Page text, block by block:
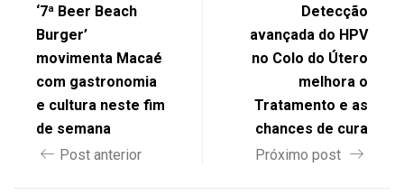
‘7ª Beer Beach
Burger’
movimenta Macaé
com gastronomia
e cultura neste fim
de semana
Post anterior
Detecção
avançada do HPV
no Colo do Útero
melhora o
Tratamento e as
chances de cura
Próximo post